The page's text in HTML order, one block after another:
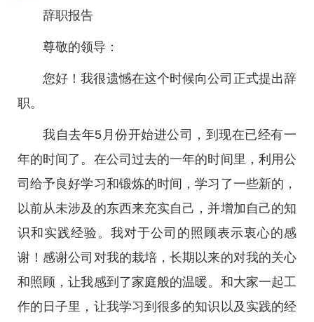
辞职报告
尊敬的领导：
您好！我很遗憾在这个时候向公司正式提出辞
职。
我自去年5月份开始进公司，到现在已经有一
年的时间了。在公司过去的一年的时间里，利用公
司给予良好学习和锻炼的时间，学习了一些新的，
以前从未涉及的东西来充实自己，并增加自己的知
识和实践经验。我对于公司的照顾表示衷心的感
谢！感谢公司对我的栽培，长期以来的对我的关心
和照顾，让我感到了家庭般的温暖。和大家一起工
作的日子里，让我学习到很多的知识以及实践的经